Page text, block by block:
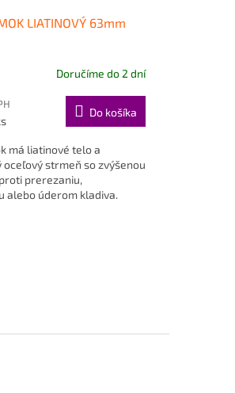
LIATINOVÝ 63mm
Doručíme do 2 dní
Do košíka
má liatinové telo a
oceľový strmeň so zvýšenou
prerezaniu,
alebo úderom kladiva.